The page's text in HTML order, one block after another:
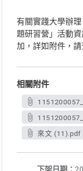
有關實踐大學辦
題研習營」活動
加，詳如附件，請
相關附件
來文 (11).pdf